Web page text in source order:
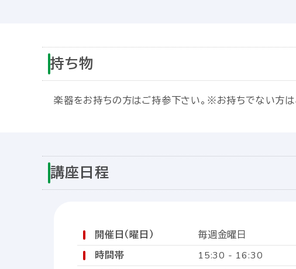
持ち物
楽器をお持ちの方はご持参下さい。※お持ちでない方
講座日程
開催日（曜日）
毎週金曜日
時間帯
15:30 - 16:30